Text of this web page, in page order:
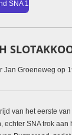
SNA 1
Jan Groeneweg op
van het eerste
echter SNA trok